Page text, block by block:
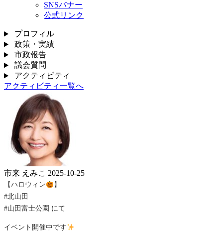
SNSバナー
公式リンク
プロフィル
政策・実績
市政報告
議会質問
アクティビティ
アクティビティ一覧へ
市来 えみこ 2025-10-25
【ハロウィン
】
#北山田
#山田富士公園 にて
イベント開催中です